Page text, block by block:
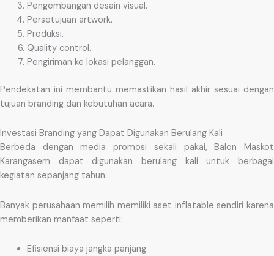
Pengembangan desain visual.
Persetujuan artwork.
Produksi.
Quality control.
Pengiriman ke lokasi pelanggan.
Pendekatan ini membantu memastikan hasil akhir sesuai dengan
tujuan branding dan kebutuhan acara.
Investasi Branding yang Dapat Digunakan Berulang Kali
Berbeda dengan media promosi sekali pakai, Balon Maskot
Karangasem dapat digunakan berulang kali untuk berbagai
kegiatan sepanjang tahun.
Banyak perusahaan memilih memiliki aset inflatable sendiri karena
memberikan manfaat seperti:
Efisiensi biaya jangka panjang.